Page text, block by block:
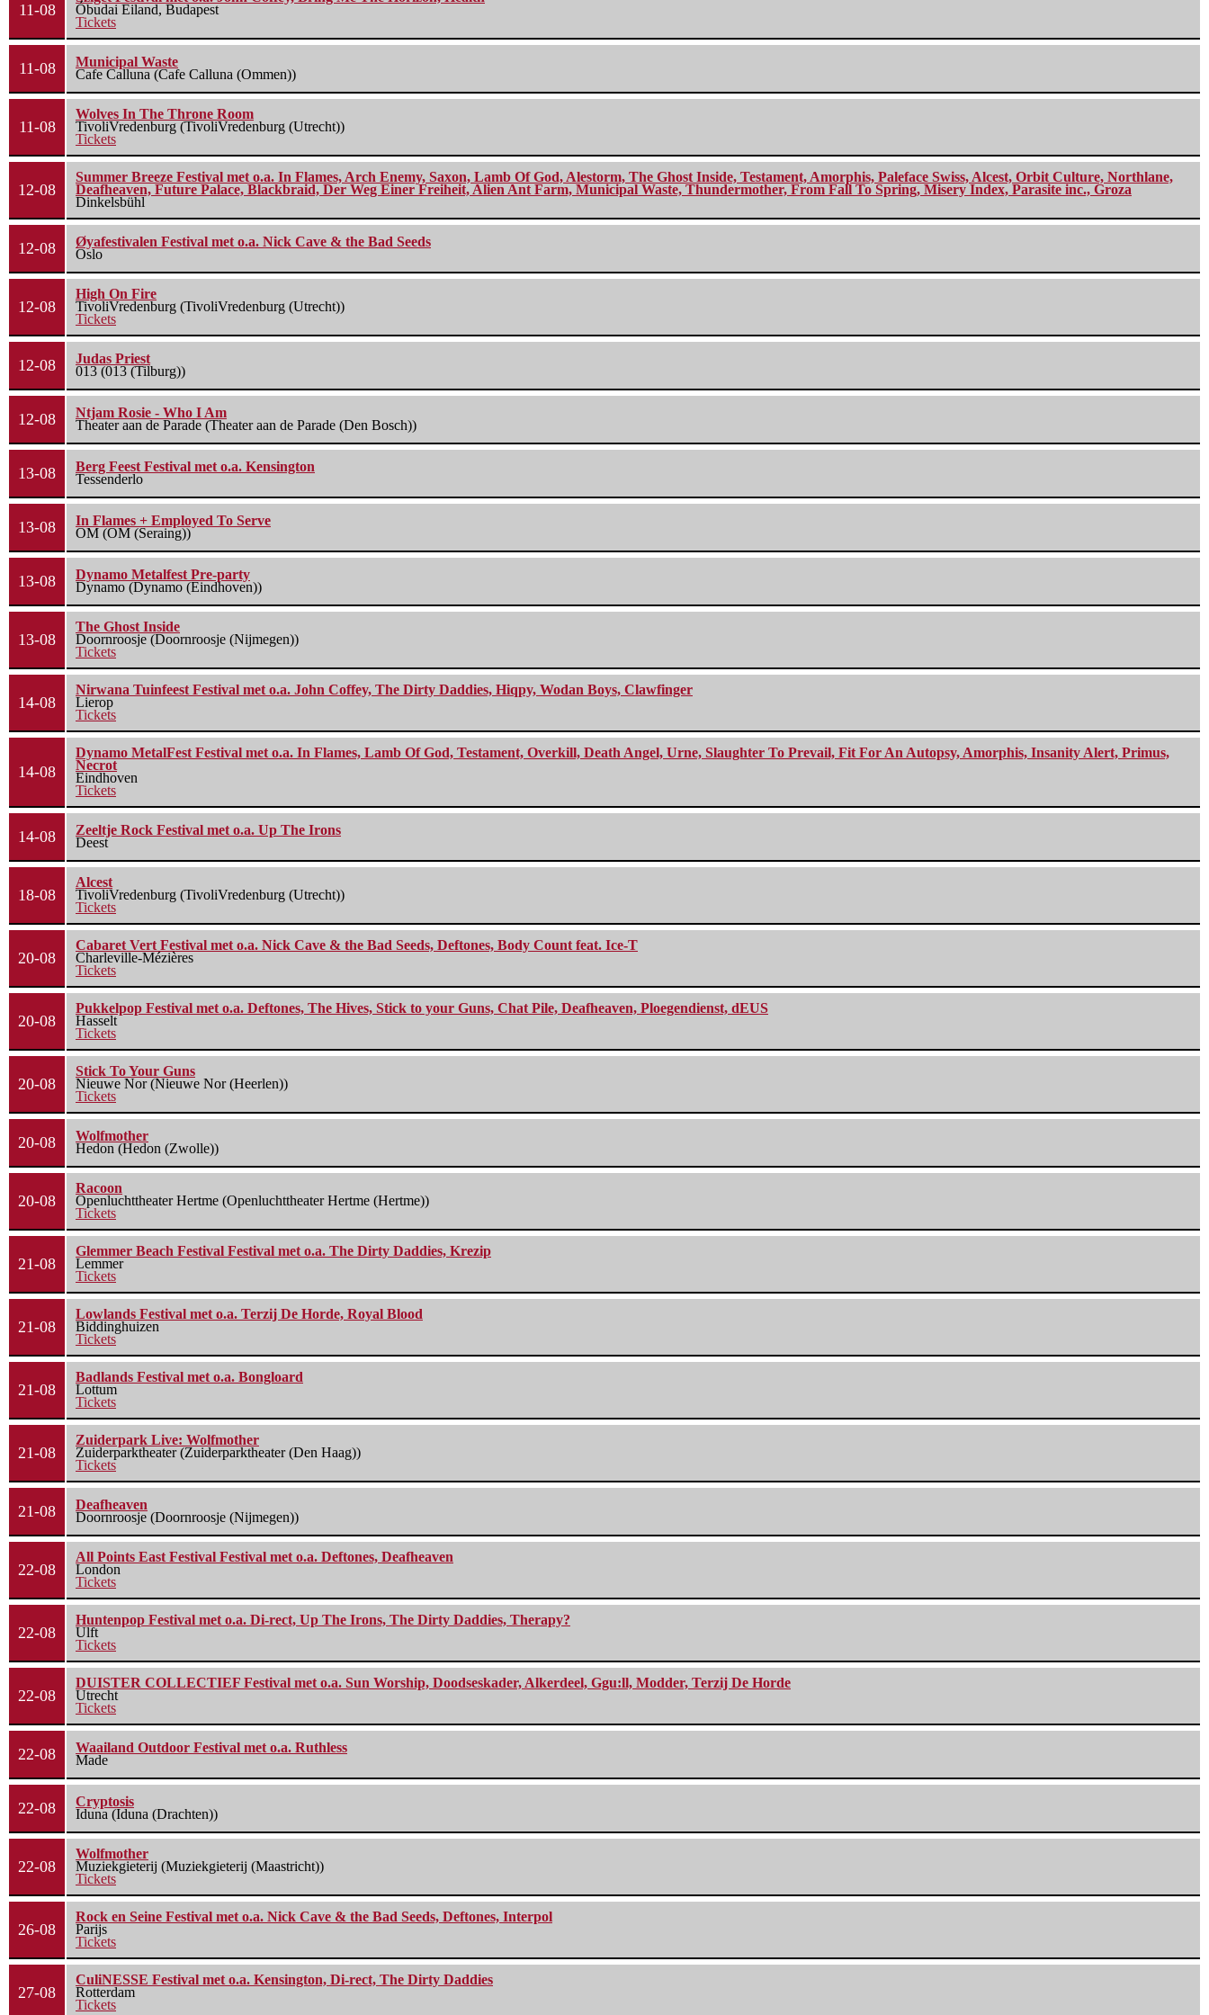
11-08
Óbudai Eiland, Budapest
Tickets
11-08
Municipal Waste
Cafe Calluna (Cafe Calluna (Ommen))
11-08
Wolves In The Throne Room
TivoliVredenburg (TivoliVredenburg (Utrecht))
Tickets
12-08
Summer Breeze Festival met o.a. In Flames, Arch Enemy, Saxon, Lamb Of God, Alestorm, The Ghost Inside, Testament, Amorphis, Paleface Swiss, Alcest, Orbit Culture, Northlane,
Deafheaven, Future Palace, Blackbraid, Der Weg Einer Freiheit, Alien Ant Farm, Municipal Waste, Thundermother, From Fall To Spring, Misery Index, Parasite inc., Groza
Dinkelsbühl
12-08
Øyafestivalen Festival met o.a. Nick Cave & the Bad Seeds
Oslo
12-08
High On Fire
TivoliVredenburg (TivoliVredenburg (Utrecht))
Tickets
12-08
Judas Priest
013 (013 (Tilburg))
12-08
Ntjam Rosie - Who I Am
Theater aan de Parade (Theater aan de Parade (Den Bosch))
13-08
Berg Feest Festival met o.a. Kensington
Tessenderlo
13-08
In Flames + Employed To Serve
OM (OM (Seraing))
13-08
Dynamo Metalfest Pre-party
Dynamo (Dynamo (Eindhoven))
13-08
The Ghost Inside
Doornroosje (Doornroosje (Nijmegen))
Tickets
14-08
Nirwana Tuinfeest Festival met o.a. John Coffey, The Dirty Daddies, Hiqpy, Wodan Boys, Clawfinger
Lierop
Tickets
14-08
Dynamo MetalFest Festival met o.a. In Flames, Lamb Of God, Testament, Overkill, Death Angel, Urne, Slaughter To Prevail, Fit For An Autopsy, Amorphis, Insanity Alert, Primus,
Necrot
Eindhoven
Tickets
14-08
Zeeltje Rock Festival met o.a. Up The Irons
Deest
18-08
Alcest
TivoliVredenburg (TivoliVredenburg (Utrecht))
Tickets
20-08
Cabaret Vert Festival met o.a. Nick Cave & the Bad Seeds, Deftones, Body Count feat. Ice-T
Charleville-Mézières
Tickets
20-08
Pukkelpop Festival met o.a. Deftones, The Hives, Stick to your Guns, Chat Pile, Deafheaven, Ploegendienst, dEUS
Hasselt
Tickets
20-08
Stick To Your Guns
Nieuwe Nor (Nieuwe Nor (Heerlen))
Tickets
20-08
Wolfmother
Hedon (Hedon (Zwolle))
20-08
Racoon
Openluchttheater Hertme (Openluchttheater Hertme (Hertme))
Tickets
21-08
Glemmer Beach Festival Festival met o.a. The Dirty Daddies, Krezip
Lemmer
Tickets
21-08
Lowlands Festival met o.a. Terzij De Horde, Royal Blood
Biddinghuizen
Tickets
21-08
Badlands Festival met o.a. Bongloard
Lottum
Tickets
21-08
Zuiderpark Live: Wolfmother
Zuiderparktheater (Zuiderparktheater (Den Haag))
Tickets
21-08
Deafheaven
Doornroosje (Doornroosje (Nijmegen))
22-08
All Points East Festival Festival met o.a. Deftones, Deafheaven
London
Tickets
22-08
Huntenpop Festival met o.a. Di-rect, Up The Irons, The Dirty Daddies, Therapy?
Ulft
Tickets
22-08
DUISTER COLLECTIEF Festival met o.a. Sun Worship, Doodseskader, Alkerdeel, Ggu:ll, Modder, Terzij De Horde
Utrecht
Tickets
22-08
Waailand Outdoor Festival met o.a. Ruthless
Made
22-08
Cryptosis
Iduna (Iduna (Drachten))
22-08
Wolfmother
Muziekgieterij (Muziekgieterij (Maastricht))
Tickets
26-08
Rock en Seine Festival met o.a. Nick Cave & the Bad Seeds, Deftones, Interpol
Parijs
Tickets
27-08
CuliNESSE Festival met o.a. Kensington, Di-rect, The Dirty Daddies
Rotterdam
Tickets